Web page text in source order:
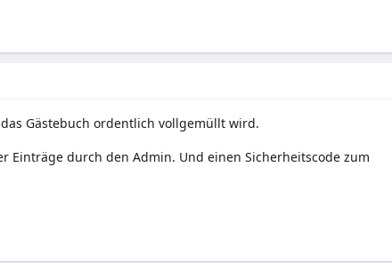
Gästebuch ordentlich vollgemüllt wird.
Einträge durch den Admin. Und einen Sicherheitscode zum